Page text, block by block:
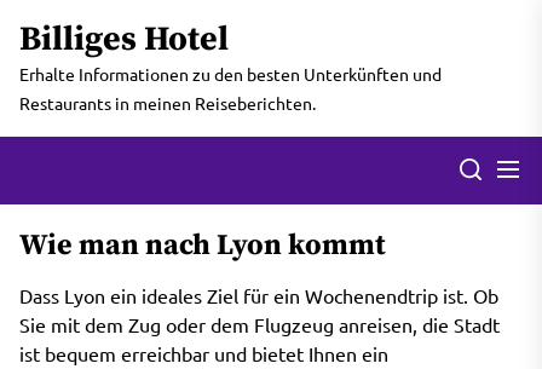
the
content
Billiges Hotel
Erhalte Informationen zu den besten Unterkünften und
Restaurants in meinen Reiseberichten.
Search
Wie man nach Lyon kommt
Dass Lyon ein ideales Ziel für ein Wochenendtrip ist. Ob
Sie mit dem Zug oder dem Flugzeug anreisen, die Stadt
ist bequem erreichbar und bietet Ihnen ein